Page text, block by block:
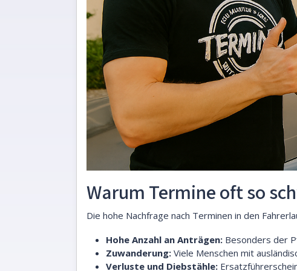
Warum Termine oft so
Die hohe Nachfrage nach Terminen in den
Hohe Anzahl an Anträgen: Besonders der
Zuwanderung: Viele Menschen mit
Verluste und Diebstähle: